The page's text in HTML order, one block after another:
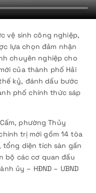
vệ sinh công nghiệp,
lựa chọn đảm nhận
chuyên nghiệp cho
của thành phố Hải
kỷ, đánh dấu bước
phố chính thức sáp
phường Thủy
trị mới gồm 14 tòa
tổng diện tích sàn gần
bộ các cơ quan đầu
ủy – HĐND – UBND